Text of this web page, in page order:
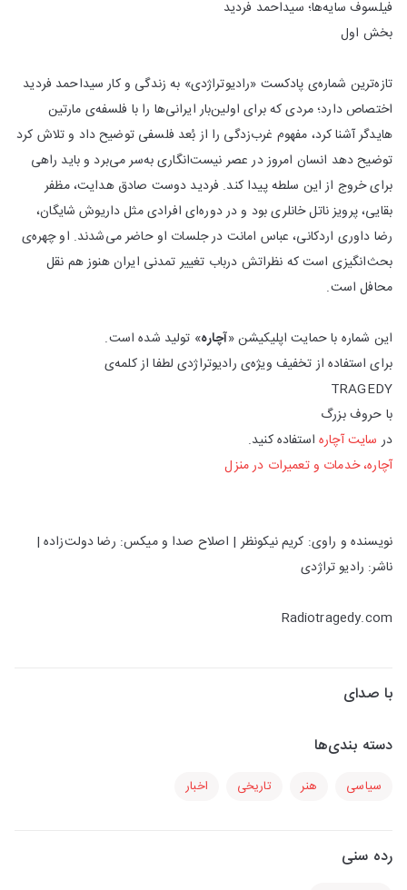
فیلسوف سایه‌ها؛ سیداحمد فردید
بخش اول
تازه‌ترین شماره‌ی پادکست «رادیوتراژدی» به زندگی و کار سیداحمد فردید
اختصاص دارد؛ مردی که برای اولین‌بار ایرانی‌ها را با فلسفه‌ی مارتین
هایدگر آشنا کرد، مفهوم غرب‌زدگی را از بُعد فلسفی توضیح داد و تلاش کرد
توضیح دهد انسان امروز در عصر نیست‌انگاری به‌سر می‌برد و باید راهی
برای خروج از این سلطه پیدا کند. فردید دوست صادق هدایت، مظفر
بقایی، پرویز ناتل خانلری بود و در دوره‌ای افرادی مثل داریوش شایگان،
رضا داوری اردکانی، عباس امانت در جلسات او حاضر می‌شدند. او چهره‌ی
بحث‌انگیزی است که نظراتش درباب تغییر تمدنی ایران هنوز هم نقل
محافل است.
این شماره با حمایت اپلیکیشن «آچاره» تولید شده است.
برای استفاده از تخفیف ویژه‌ی رادیوتراژدی لطفا از کلمه‌ی
TRAGEDY
با حروف بزرگ
در سایت آچارهاستفاده کنید.
آچاره، خدمات و تعمیرات در منزل
نویسنده و راوی: کریم نیکونظر | اصلاح صدا و میكس: رضا دولت‌زاده |
ناشر: رادیو تراژدی
Radiotragedy.com
با صدای
دسته بندی‌ها
سیاسی هنر تاریخی اخبار
رده سنی